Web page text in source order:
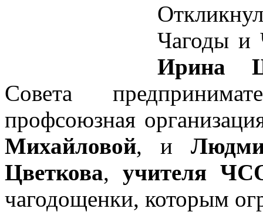
Чагоды и
Ирина
Совета
профсоюзная
Михайловой, и
Цветкова,учителя
чагодощенки, которым